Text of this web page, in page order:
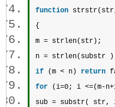
function strstr
{
m = strlen(str);
n = strlen( substr
if (m < n) return
for (i=0; i <=(m-
sub = substr( str,